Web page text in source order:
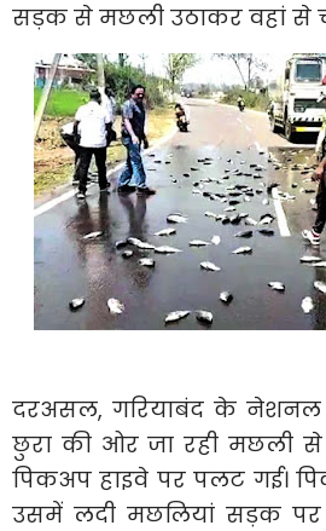
सड़क से मछली उठाकर वहां से
दरअसल, गरियाबंद के नेशनल
छुरा की ओर जा रही मछली से
पिकअप हाइवे पर पलट गई।
उसमें लदी मछलियां सड़क